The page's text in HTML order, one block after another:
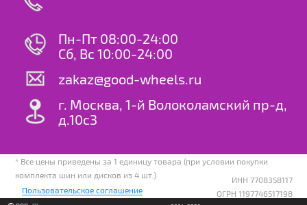
Пн-Пт 08:00-24:00
Сб, Вс 10:00-24:00
zakaz@good-wheels.ru
г. Москва, 1-й Волоколамский пр-д,
д.10с3
* Все цены приведены за 1 единицу товара (при условии покупки
комплекта шин или дисков из 4 шт.)
Пользовательское соглашение
ИНН 7708358117
ОГРН 1197746517198